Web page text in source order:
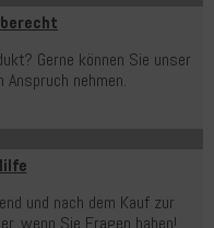
Gerne können Sie unser
nehmen.
und nach dem Kauf zur
wenn Sie Fragen haben!